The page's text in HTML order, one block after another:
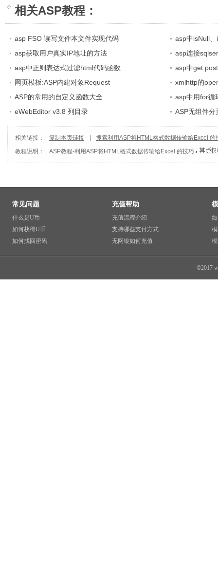
相关ASP教程 ：
asp FSO 读写文件本文件实现代码
asp中isNull
asp获取用户真实IP地址的方法
asp连接
asp中正则表达式过滤html代码函数
asp中get
网页模板:ASP内建对象Request
xmlhttp的
ASP的常用的自定义函数大全
asp中用for循
eWebEditor v3.8 列目录
ASP无组件分
相关链接： 复制本页链接
搜索利用ASP将HTML格式数据传输给Excel 的
教程说明：
ASP教程-利用ASP将HTML格式数据传输给Excel 的技巧
常见问题
什么是U币
如何获得U币
如何找回密码
充值帮助
充值流程介绍
支持哪些支付方式
无网银如何充值
©2017